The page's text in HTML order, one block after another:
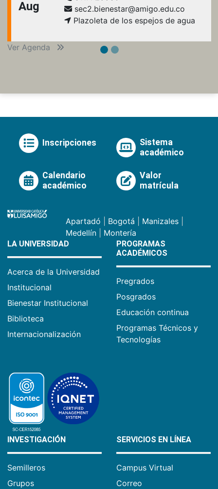
Aug
sec2.bienestar@amigo.edu.co
Plazoleta de los espejos de agua
Ver Agenda
Inscripciones
Sistema
académico
Calendario
académico
Valor
matrícula
Apartadó Bogotá Manizales
Medellín
Montería
LA UNIVERSIDAD
Acerca de la Universidad
Institucional
Bienestar Institucional
Biblioteca
Internacionalización
PROGRAMAS
ACADÉMICOS
Pregrados
Posgrados
Educación continua
Programas Técnicos y
Tecnologías
INVESTIGACIÓN
Semilleros
Grupos
SERVICIOS EN LÍNEA
Campus Virtual
Correo